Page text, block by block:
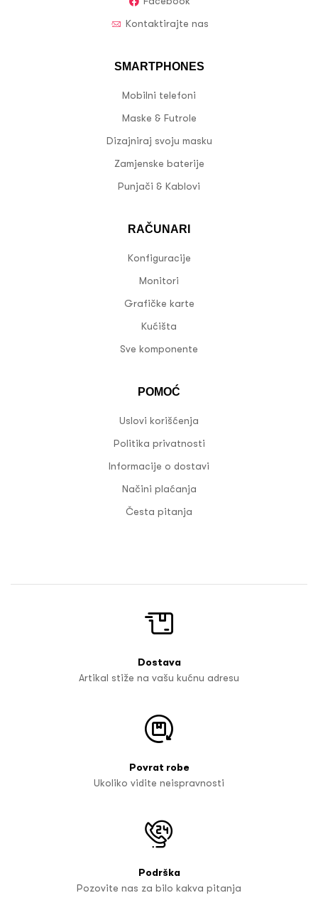
Kontaktirajte nas
SMARTPHONES
Mobilni telefoni
Maske & Futrole
Dizajniraj svoju masku
Zamjenske baterije
Punjači & Kablovi
RAČUNARI
Konfiguracije
Monitori
Grafičke karte
Kućišta
Sve komponente
POMOĆ
Uslovi korišćenja
Politika privatnosti
Informacije o dostavi
Načini plaćanja
Česta pitanja
Dostava
Artikal stiže na vašu kućnu adresu
Povrat robe
Ukoliko vidite neispravnosti
Podrška
Pozovite nas za bilo kakva pitanja